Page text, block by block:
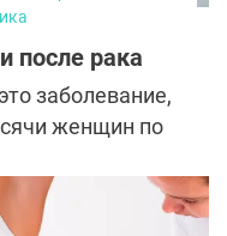
после рака
заболевание,
женщин по
тяжелую
себе красоту и